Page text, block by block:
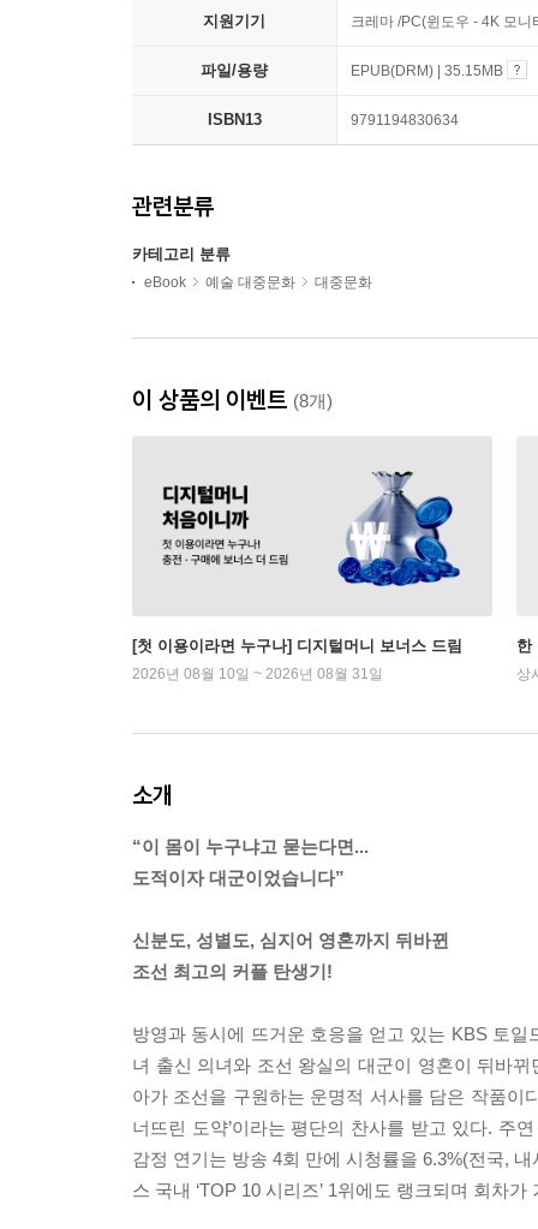
지원기기 크레마 /PC(윈도우 - 4K 모
파일/용량 EPUB(DRM) | 35.15MB
ISBN13 9791194830634
관련분류
카테고리 분류
eBook 예술 대중문화 대중문화
이 상품의 이벤트 (8개)
[첫 이용이라면 누구나] 디지털머니 보너스 드림
2026년 08월 10일 ~ 2026년 08월 31일
한
상
소개
“이 몸이 누구냐고 묻는다면...
도적이자 대군이었습니다”
신분도, 성별도, 심지어 영혼까지 뒤바뀐
조선 최고의 커플 탄생기!
방영과 동시에 뜨거운 호응을 얻고 있는 KBS 토
녀 출신 의녀와 조선 왕실의 대군이 영혼이 뒤바
아가 조선을 구원하는 운명적 서사를 담은 작품이
너뜨린 도약’이라는 평단의 찬사를 받고 있다. 주
감정 연기는 방송 4회 만에 시청률을 6.3%(전국,
스 국내 ‘TOP 10 시리즈’ 1위에도 랭크되며 회차